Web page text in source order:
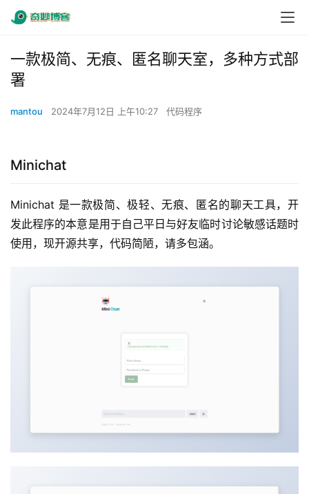
一款极简、无痕、匿名聊天室，多种方式部
署
mantou 2024年7月12日 上午10:27 代码程序
Minichat
Minichat 是一款极简、极轻、无痕、匿名的聊天工具，开
发此程序的本意是用于自己平日与好友临时讨论敏感话题时
使用，现开源共享，代码简陋，请多包涵。